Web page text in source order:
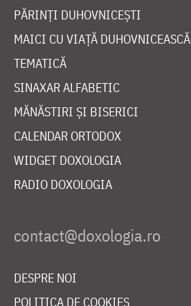
PĂRINȚI DUHOVNICEȘTI
MAICI CU VIAȚĂ DUHOVNICEASCĂ
TEMATICĂ
SINAXAR ALFABETIC
MĂNĂSTIRI ȘI BISERICI
CALENDAR ORTODOX
WIDGET DOXOLOGIA
RADIO DOXOLOGIA
DESPRE NOI
POLITICA DE COOKIES